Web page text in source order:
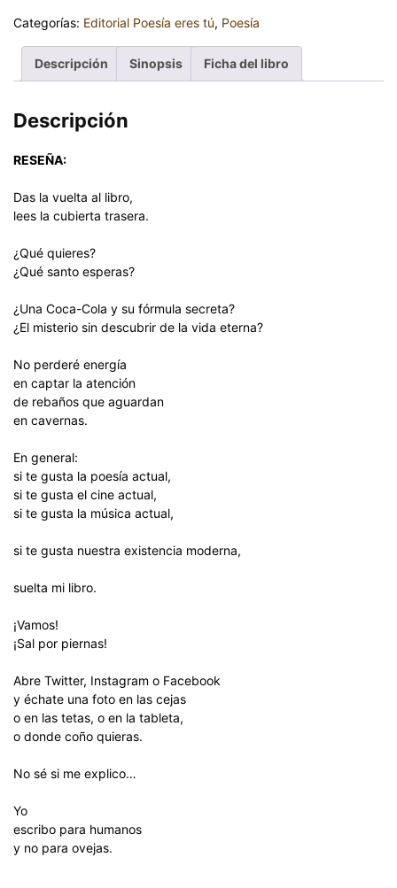
Categorías: Editorial Poesía eres tú, Poesía
Descripción Sinopsis Ficha del libro
Descripción
RESEÑA:
Das la vuelta al libro,
lees la cubierta trasera.
¿Qué quieres?
¿Qué santo esperas?
¿Una Coca-Cola y su fórmula secreta?
¿El misterio sin descubrir de la vida eterna?
No perderé energía
en captar la atención
de rebaños que aguardan
en cavernas.
En general:
si te gusta la poesía actual,
si te gusta el cine actual,
si te gusta la música actual,
si te gusta nuestra existencia moderna,
suelta mi libro.
¡Vamos!
¡Sal por piernas!
Abre Twitter, Instagram o Facebook
y échate una foto en las cejas
o en las tetas, o en la tableta,
o donde coño quieras.
No sé si me explico…
Yo
escribo para humanos
y no para ovejas.